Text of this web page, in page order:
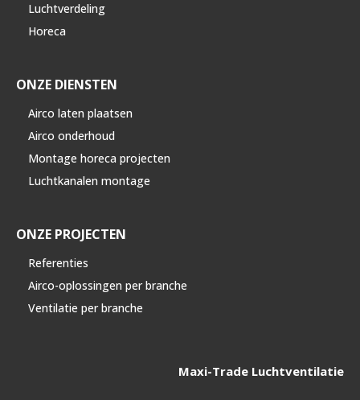
Luchtverdeling
Horeca
ONZE DIENSTEN
Airco laten plaatsen
Airco onderhoud
Montage horeca projecten
Luchtkanalen montage
ONZE PROJECTEN
Referenties
Airco-oplossingen per branche
Ventilatie per branche
Maxi-Trade Luchtventilatie